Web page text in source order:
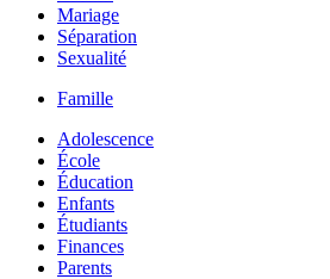
Mariage
Séparation
Sexualité
Famille
Adolescence
École
Éducation
Enfants
Étudiants
Finances
Parents